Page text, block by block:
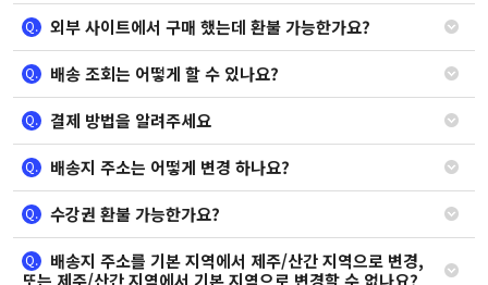
Q. 외부 사이트에서 구매 했는데 환불 가능한가요?
Q. 배송 조회는 어떻게 할 수 있나요?
Q. 결제 방법을 알려주세요
Q. 배송지 주소는 어떻게 변경 하나요?
Q. 수강권 환불 가능한가요?
Q.
배송지 주소를 기본 지역에서 제주/산간 지역으로 변경,
또는 제주/산간 지역에서 기본 지역으로 변경할 수 없나요?